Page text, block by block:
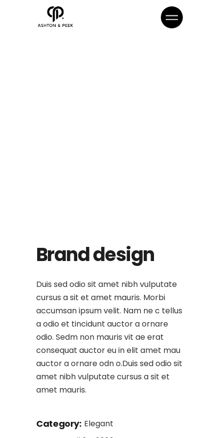
Brand design
Duis sed odio sit amet nibh vulputate
cursus a sit et amet mauris. Morbi
accumsan ipsum velit. Nam ne c tellus
a odio et tincidunt auctor a ornare
odio. Sedm non mauris vit ae erat
consequat auctor eu in elit amet mau
auctor a ornare odn o.Duis sed odio sit
amet nibh vulputate cursus a sit et
amet mauris.
Category: Elegant